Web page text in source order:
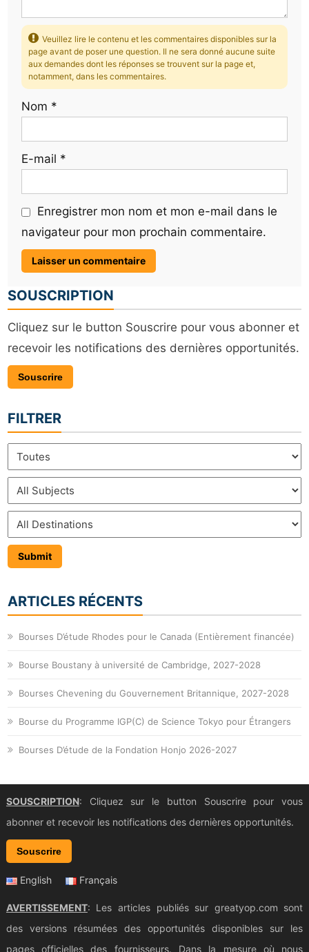
Veuillez lire le contenu et les commentaires disponibles sur la
page avant de poser une question. Il ne sera donné aucune suite
aux demandes dont les réponses se trouvent sur la page et,
notamment, dans les commentaires.
Nom *
E-mail *
Enregistrer mon nom et mon e-mail dans le
navigateur pour mon prochain commentaire.
SOUSCRIPTION
Cliquez sur le button Souscrire pour vous abonner et
recevoir les notifications des dernières opportunités.
Souscrire
FILTRER
ARTICLES RÉCENTS
Bourses D’étude Rhodes pour le Canada (Entièrement financée)
Bourse Boustany à université de Cambridge, 2027-2028
Bourses Chevening du Gouvernement Britannique, 2027-2028
Bourse du Programme IGP(C) de Science Tokyo pour Étrangers
Bourses D’étude de la Fondation Honjo 2026-2027
SOUSCRIPTION: Cliquez sur le button Souscrire pour vous
abonner et recevoir les notifications des dernières opportunités.
Souscrire
English Français
AVERTISSEMENT: Les articles publiés sur greatyop.com sont
des versions résumées des opportunités disponibles sur les
pages officielles des fournisseurs. Dans la mesure où nous